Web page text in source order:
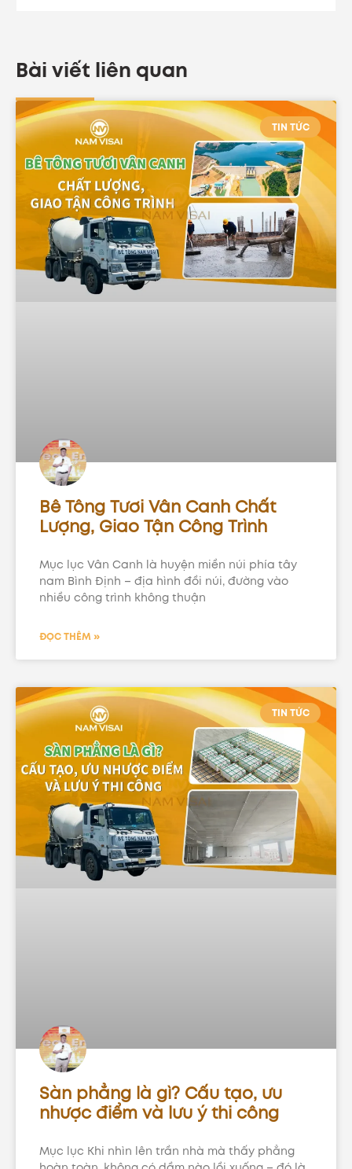
Bài viết liên quan
TIN TỨC
Bê Tông Tươi Vân Canh Chất
Lượng, Giao Tận Công Trình
Mục lục Vân Canh là huyện miền núi phía tây
nam Bình Định – địa hình đồi núi, đường vào
nhiều công trình không thuận
ĐỌC THÊM »
TIN TỨC
Sàn phẳng là gì? Cấu tạo, ưu
nhược điểm và lưu ý thi công
Mục lục Khi nhìn lên trần nhà mà thấy phẳng